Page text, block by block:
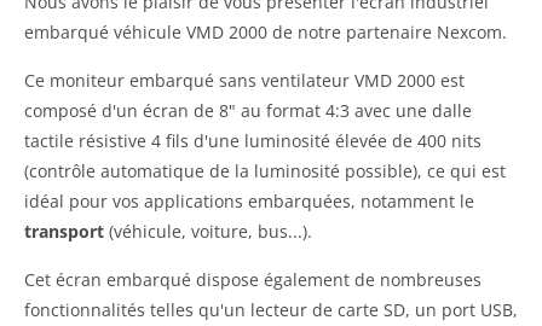
embarqué véhicule VMD 2000 de notre partenaire Nexcom.
Ce moniteur embarqué sans ventilateur VMD 2000 est
composé d'un écran de 8" au format 4:3 avec une dalle
tactile résistive 4 fils d'une luminosité élevée de 400 nits
(contrôle automatique de la luminosité possible), ce qui est
idéal pour vos applications embarquées, notamment le
transport (véhicule, voiture, bus...).
Cet écran embarqué dispose également de nombreuses
fonctionnalités telles qu'un lecteur de carte SD, un port USB,